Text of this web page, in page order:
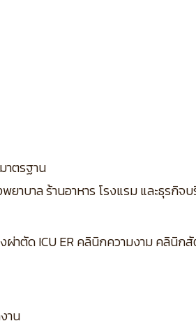
าตรฐาน
าบาล ร้านอาหาร โรงแรม และธุรกิจ
ตัด ICU ER คลินิกความงาม คลินิก
าน